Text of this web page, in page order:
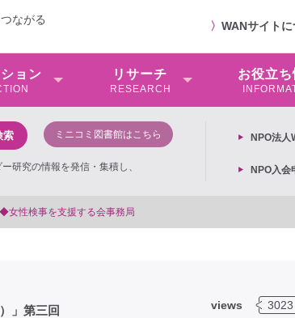
ながる
〉 WANサイトに
ョン リサーチ
RESEARCH
お役⽴ち
ミニコミ図書館はこちら
研究の情報を発信・集積し、
NPO法⼈
NPO入会
参画基本計画の閣議決定への抗議文 ◆女性差別撤廃条約実現ア
views 3023
」第三回